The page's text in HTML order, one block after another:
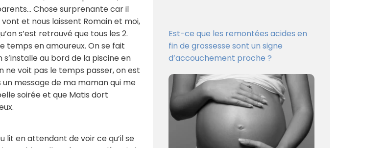
Chose surprenante car il
et nous laissent Romain et moi,
s’est retrouvé que tous les 2.
temps en amoureux. On se fait
au bord de la piscine en
ne voit pas le temps passer, on est
un message de ma maman qui me
soirée et que Matis dort
lit en attendant de voir ce qu’il se
Est-ce que les remontées acides en
fin de grossesse sont un signe
d’accouchement proche ?